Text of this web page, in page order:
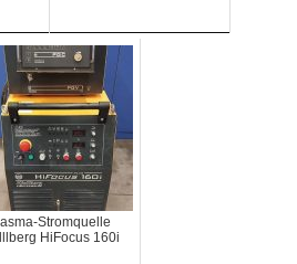
Stromquelle
HiFocus 160i